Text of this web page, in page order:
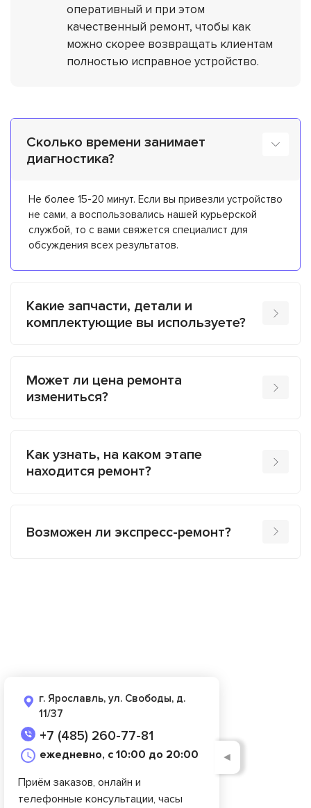
оперативный и при этом
качественный ремонт, чтобы как
можно скорее возвращать клиентам
полностью исправное устройство.
Сколько времени занимает
диагностика?
Не более 15-20 минут. Если вы привезли устройство
не сами, а воспользовались нашей курьерской
службой, то с вами свяжется специалист для
обсуждения всех результатов.
Какие запчасти, детали и
комплектующие вы используете?
Может ли цена ремонта
измениться?
Как узнать, на каком этапе
находится ремонт?
Возможен ли экспресс-ремонт?
г. Ярославль, ул. Свободы, д.
11/37
+7 (485) 260-77-81
ежедневно, с 10:00 до 20:00
Приём заказов, онлайн и
телефонные консультации, часы
◄